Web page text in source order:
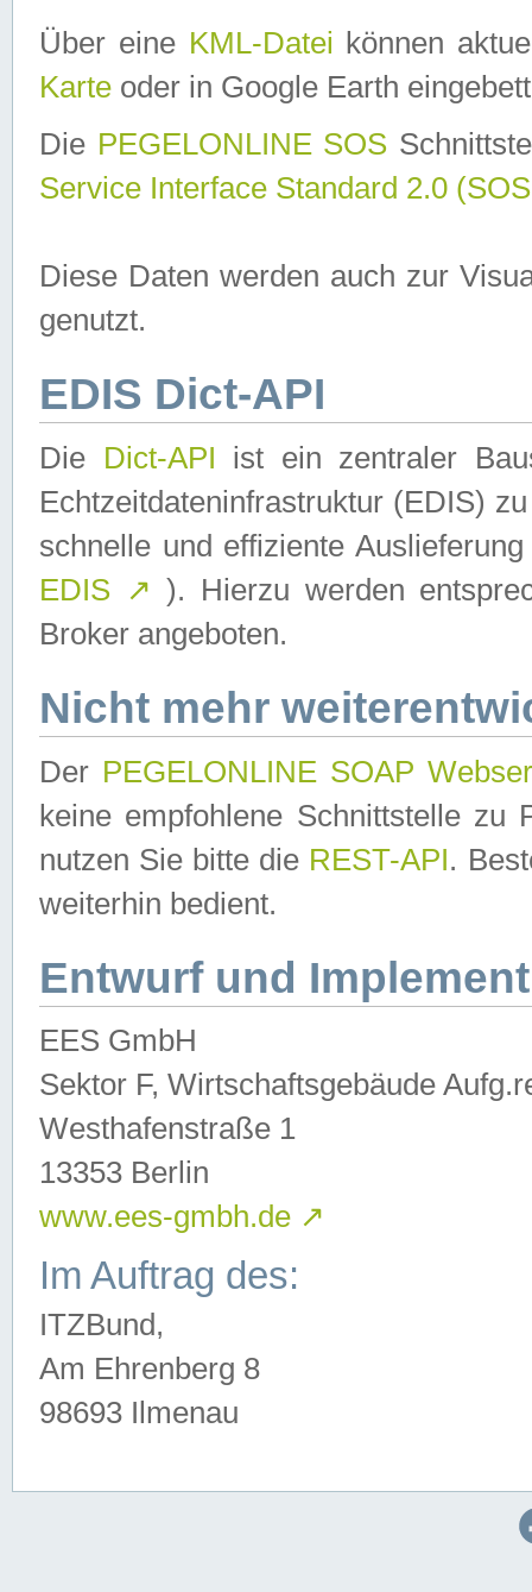
Über eine KML-Datei können
Karte oder in Google Earth
Die PEGELONLINE SOS
Service Interface Standard 2.0
Diese Daten werden auch zur
genutzt.
EDIS Dict-API
Die Dict-API ist ein zentraler
Echtzeitdateninfrastruktur (EDIS)
schnelle und effiziente
EDIS ↗ ). Hierzu werden
Broker angeboten.
Nicht mehr
Der PEGELONLINE SOAP
keine empfohlene Schnittstelle zu
nutzen Sie bitte die REST-API.
weiterhin bedient.
Entwurf und
EES GmbH
Sektor F, Wirtschaftsgebäude
Westhafenstraße 1
13353 Berlin
www.ees-gmbh.de ↗
Im Auftrag des:
ITZBund,
Am Ehrenberg 8
98693 Ilmenau